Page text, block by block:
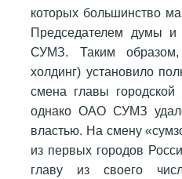
которых большинство
Председателем думы
СУМЗ. Таким
холдинг) установило
смена главы
однако ОАО СУМЗ
властью. На смену
из первых городов
главу из своего